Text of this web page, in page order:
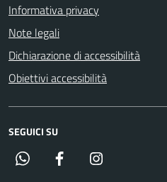
Informativa privacy
Note legali
Dichiarazione di accessibilità
Obiettivi accessibilità
SEGUICI SU
Whatsapp Facebook